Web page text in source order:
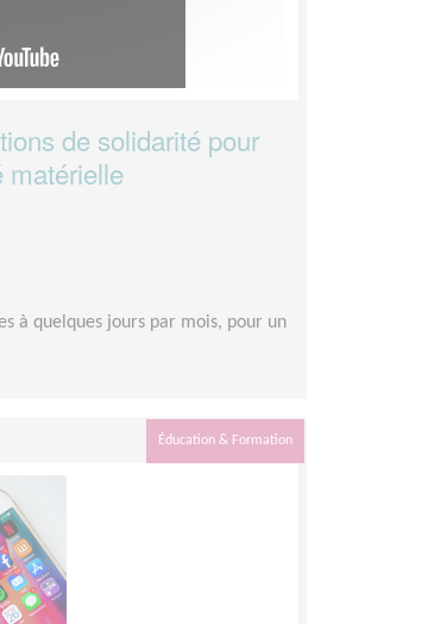
de solidarité pour
matérielle
à quelques jours par mois, pour un
Éducation & Formation